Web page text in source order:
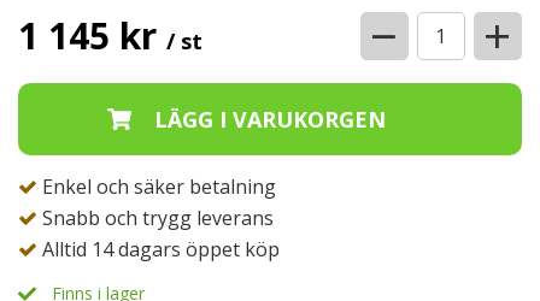
1 145 kr / st − +
Enkel och säker betalning
Snabb och trygg leverans
Alltid 14 dagars öppet köp
Finns i lager